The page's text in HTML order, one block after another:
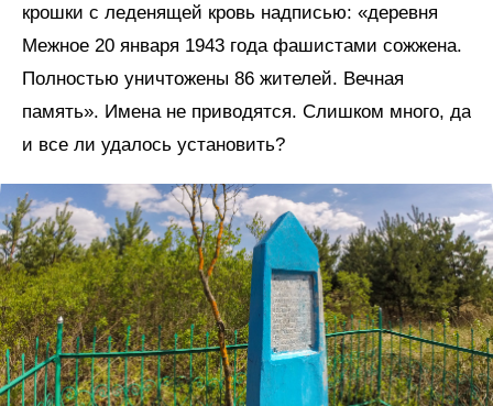
крошки с леденящей кровь надписью: «деревня
Межное 20 января 1943 года фашистами сожжена.
Полностью уничтожены 86 жителей. Вечная
память». Имена не приводятся. Слишком много, да
и все ли удалось установить?